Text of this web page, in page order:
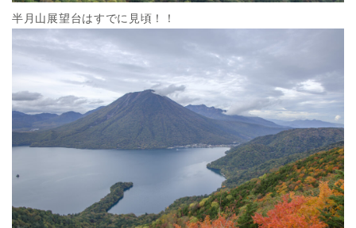
半月山展望台はすでに見頃！！